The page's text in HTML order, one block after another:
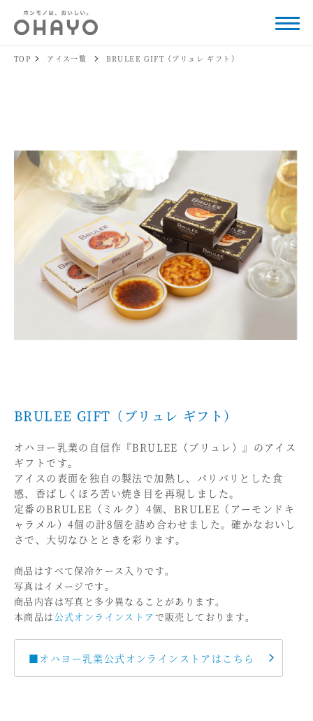
TOP アイス一覧 BRULEE GIFT（ブリュレ ギフト）
BRULEE GIFT（ブリュレ ギフト）
オハヨー乳業の自信作『BRULEE（ブリュレ）』のアイス
ギフトです。
アイスの表面を独自の製法で加熱し、パリパリとした食
感、香ばしくほろ苦い焼き目を再現しました。
定番のBRULEE（ミルク）4個、BRULEE（アーモンドキ
ャラメル）4個の計8個を詰め合わせました。確かなおいし
さで、大切なひとときを彩ります。
商品はすべて保冷ケース入りです。
写真はイメージです。
商品内容は写真と多少異なることがあります。
本商品は公式オンラインストアで販売しております。
■オハヨー乳業公式オンラインストアはこちら